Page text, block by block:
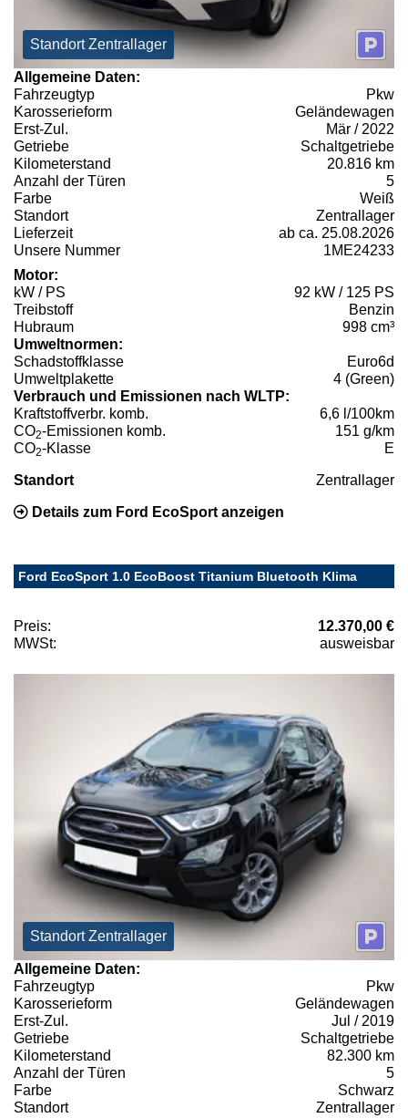
Standort Zentrallager
Allgemeine Daten:
Fahrzeugtyp
Pkw
Karosserieform
Geländewagen
Erst-Zul.
Mär / 2022
Getriebe
Schaltgetriebe
Kilometerstand
20.816 km
Anzahl der Türen
5
Farbe
Weiß
Standort
Zentrallager
Lieferzeit
ab ca. 25.08.2026
Unsere Nummer
1ME24233
Motor:
kW / PS
92 kW / 125 PS
Treibstoff
Benzin
Hubraum
998 cm³
Umweltnormen:
Schadstoffklasse
Euro6d
Umweltplakette
4 (Green)
Verbrauch und Emissionen nach WLTP:
Kraftstoffverbr. komb.
6,6 l/100km
CO2-Emissionen komb.
151 g/km
CO2-Klasse E
Standort Zentrallager
Details zum Ford EcoSport anzeigen
Ford EcoSport 1.0 EcoBoost Titanium Bluetooth Klima
Preis:
12.370,00 €
MWSt:
ausweisbar
Standort Zentrallager
Allgemeine Daten:
Fahrzeugtyp
Pkw
Karosserieform
Geländewagen
Erst-Zul.
Jul / 2019
Getriebe
Schaltgetriebe
Kilometerstand
82.300 km
Anzahl der Türen
5
Farbe
Schwarz
Standort
Zentrallager